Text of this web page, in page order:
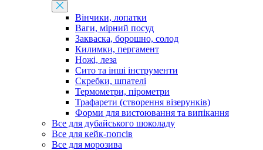
Вінчики, лопатки
Ваги, мірний посуд
Закваска, борошно, солод
Килимки, пергамент
Ножі, леза
Сито та інші інструменти
Скребки, шпателі
Термометри, пірометри
Трафарети (створення візерунків)
Форми для вистоювання та випікання
Все для дубайського шоколаду
Все для кейк-попсів
Все для морозива